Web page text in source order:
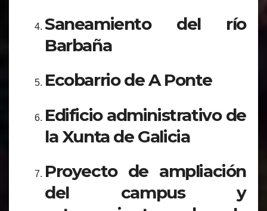
Saneamiento del río
Barbaña
Ecobarrio de A Ponte
Edificio administrativo de
la Xunta de Galicia
Proyecto de ampliación
del campus y